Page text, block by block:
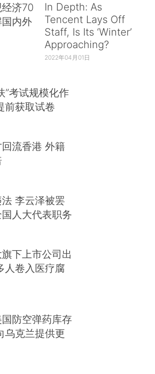
济70
内外
In Depth: As
Tencent Lays Off
Staff, Is Its ‘Winter’
Approaching?
2022年04月01日
”考试规模化作
前获取试卷
流香港 外籍
李云泽被罢
人大代表职务
旗下上市公司出
人卷入医疗腐
防空弹药库存
乌克兰提供更